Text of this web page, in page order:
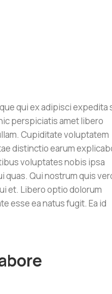
qui ex adipisci expedita
perspiciatis amet libero
Cupiditate voluptatem
distinctio earum
voluptates nobis ipsa
quas. Qui nostrum quis
et. Libero optio dolorum
esse ea natus fugit. Ea id